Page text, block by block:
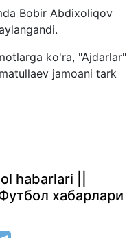
Bobir Abdixoliqov
ko'ra, "Ajdarlar"
jamoani tark
habarlari ||
хабарлари